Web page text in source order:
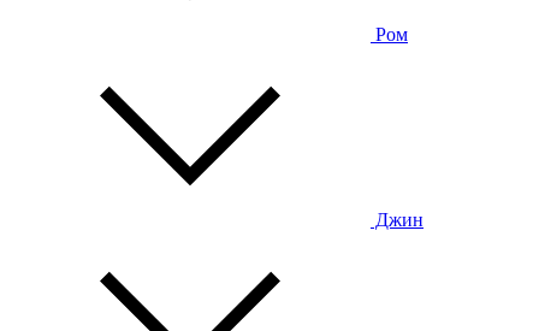
Ром
Джин